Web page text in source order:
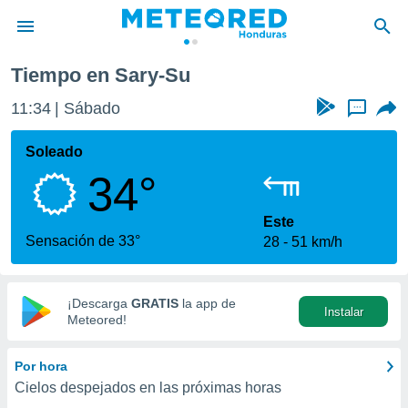
de
ha sido
calidad.
a este
las
y
digital
basada
Tiempo en Sary-Su
11:34 Sábado ...
Soleado
34°
Sensación de 33°
Este
28
51 km/h
¡Descarga GRATIS la app de
Meteored!
Instalar
Por hora
Cielos despejados en las próximas horas